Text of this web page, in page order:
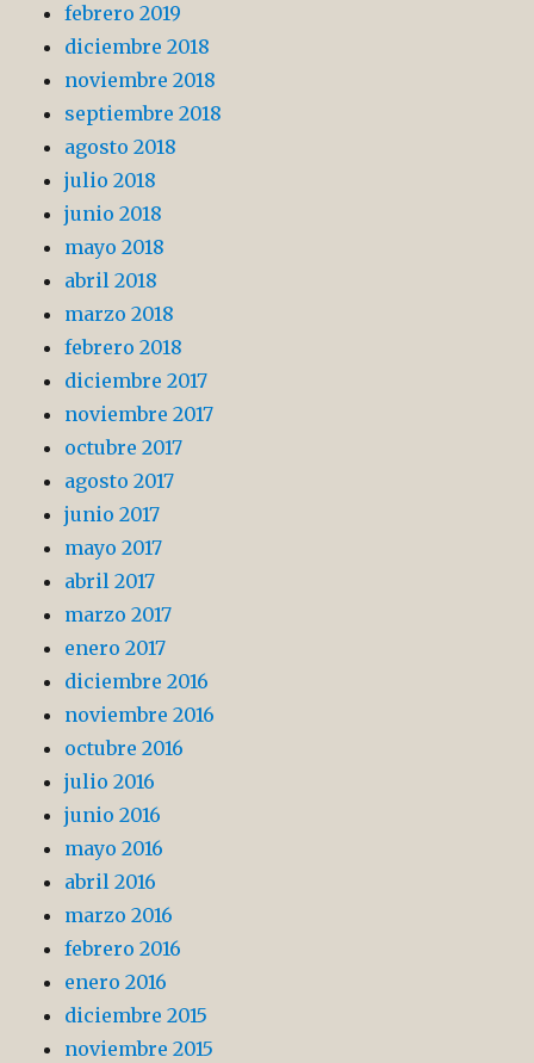
febrero 2019
diciembre 2018
noviembre 2018
septiembre 2018
agosto 2018
julio 2018
junio 2018
mayo 2018
abril 2018
marzo 2018
febrero 2018
diciembre 2017
noviembre 2017
octubre 2017
agosto 2017
junio 2017
mayo 2017
abril 2017
marzo 2017
enero 2017
diciembre 2016
noviembre 2016
octubre 2016
julio 2016
junio 2016
mayo 2016
abril 2016
marzo 2016
febrero 2016
enero 2016
diciembre 2015
noviembre 2015